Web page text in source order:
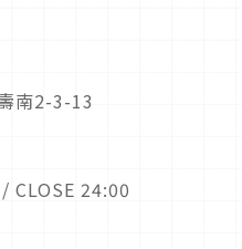
南2-3-13
CLOSE 24:00